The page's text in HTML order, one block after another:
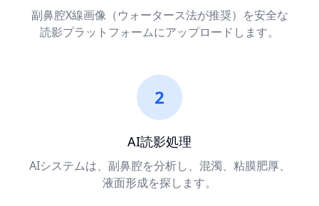
副鼻腔X線画像（ウォータース法が推奨）を安全な
読影プラットフォームにアップロードします。
2
AI読影処理
AIシステムは、副鼻腔を分析し、混濁、粘膜肥厚、
液面形成を探します。